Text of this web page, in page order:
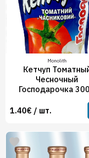
Monolith
Кетчуп
Чесночный
Господарочка
1.40€ / шт.